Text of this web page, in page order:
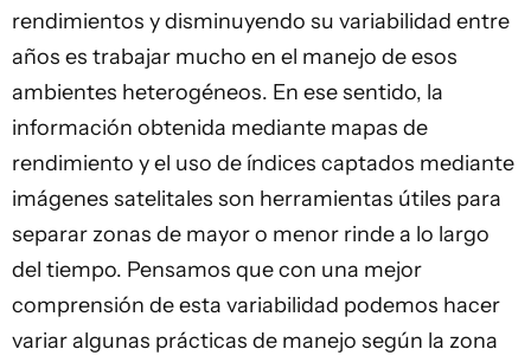
rendimientos y disminuyendo su variabilidad entre
años es trabajar mucho en el manejo de esos
ambientes heterogéneos. En ese sentido, la
información obtenida mediante mapas de
rendimiento y el uso de índices captados mediante
imágenes satelitales son herramientas útiles para
separar zonas de mayor o menor rinde a lo largo
del tiempo. Pensamos que con una mejor
comprensión de esta variabilidad podemos hacer
variar algunas prácticas de manejo según la zona